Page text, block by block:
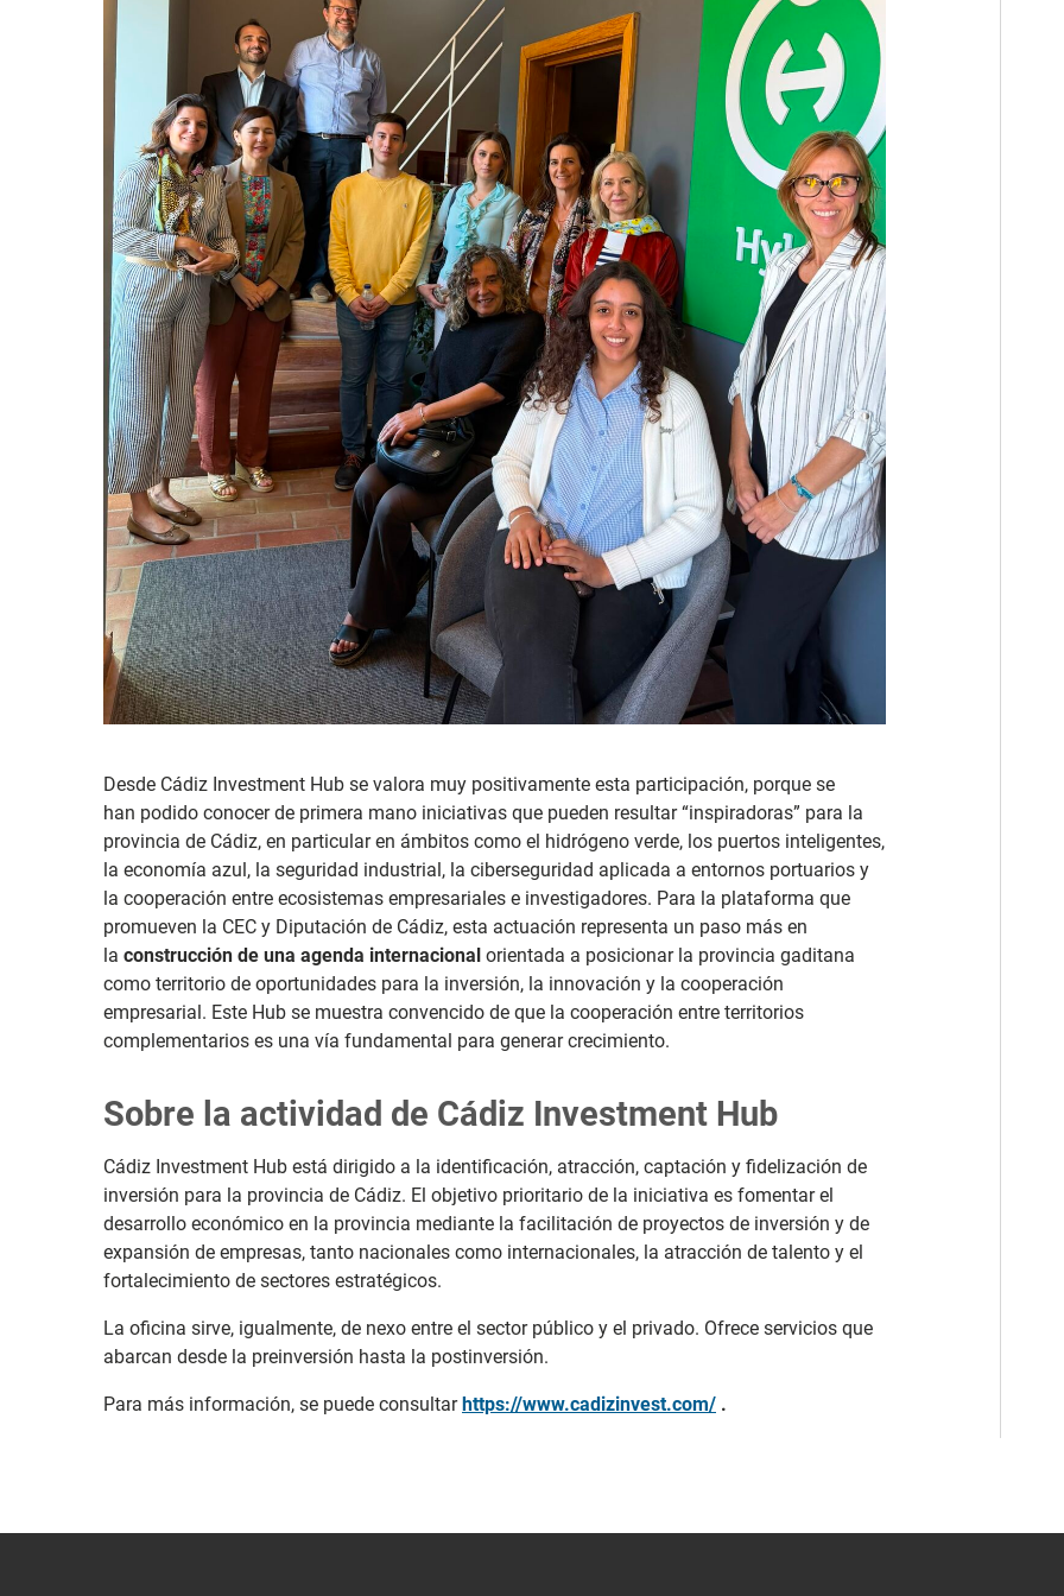
Desde Cádiz Investment Hub se valora muy positivamente esta participación, porque se
han podido conocer de primera mano iniciativas que pueden resultar “inspiradoras” para la
provincia de Cádiz, en particular en ámbitos como el hidrógeno verde, los puertos inteligentes,
la economía azul, la seguridad industrial, la ciberseguridad aplicada a entornos portuarios y
la cooperación entre ecosistemas empresariales e investigadores. Para la plataforma que
promueven la CEC y Diputación de Cádiz, esta actuación representa un paso más en
la construcción de una agenda internacional orientada a posicionar la provincia gaditana
como territorio de oportunidades para la inversión, la innovación y la cooperación
empresarial. Este Hub se muestra convencido de que la cooperación entre territorios
complementarios es una vía fundamental para generar crecimiento.
Sobre la actividad de Cádiz Investment Hub
Cádiz Investment Hub está dirigido a la identificación, atracción, captación y fidelización de
inversión para la provincia de Cádiz. El objetivo prioritario de la iniciativa es fomentar el
desarrollo económico en la provincia mediante la facilitación de proyectos de inversión y de
expansión de empresas, tanto nacionales como internacionales, la atracción de talento y el
fortalecimiento de sectores estratégicos.
La oficina sirve, igualmente, de nexo entre el sector público y el privado. Ofrece servicios que
abarcan desde la preinversión hasta la postinversión.
Para más información, se puede consultarhttps://www.cadizinvest.com/ .